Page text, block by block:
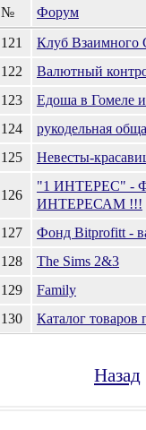
№
Форум
121
Клуб Взаимного
122
Валютный
123
Едоша в Гомеле
124
рукодельная
125
Невесты-
126
"1 ИНТЕРЕС" -
ИНТЕРЕСАМ !!!
127
Фонд Bitprofitt -
128
The Sims 2&3
129
Family
130
Каталог товаров
Назад